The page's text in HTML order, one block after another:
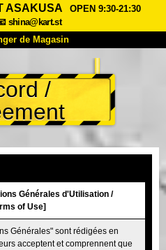
ASAKUSA
OPEN 9:30-21:30
shina@kart.st
de Magasin
Tarifs
Avis FAQ
Réservation
de Magasin
Baie de Tokyo
/
Générales d'Utilisation /
of Use]
Générales" sont rédigées en
acceptent et comprennent que